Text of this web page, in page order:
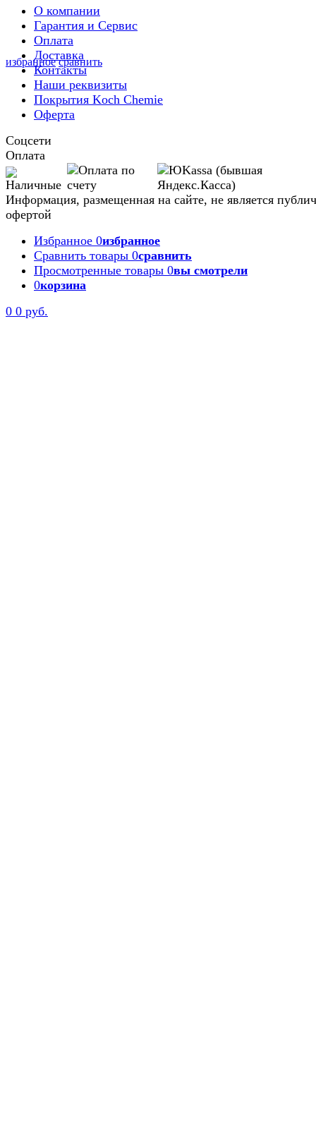
избранное сравнить
О компании
Гарантия и Сервис
Оплата
Доставка
Контакты
Наши реквизиты
Покрытия Koch Chemie
Оферта
Соцсети
Оплата
Информация, размещенная на сайте, не является
офертой
Избранное 0избранное
Сравнить товары 0сравнить
Просмотренные товары 0вы смотрели
0корзина
0 0 руб.Задать вопрос